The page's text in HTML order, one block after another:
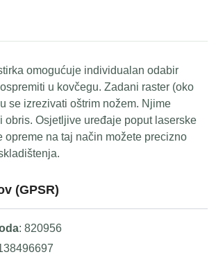
omogućuje individualan odabir
u kovčegu. Zadani raster (oko
se izrezivati oštrim nožem. Njime
obris. Osjetljive uređaje poput laserske
opreme na taj način možete precizno
(GPSR)
: 820956